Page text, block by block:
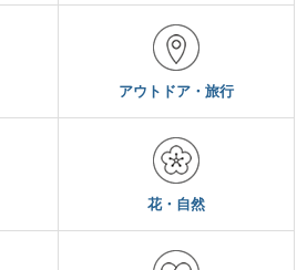
アウトドア・旅行
花・自然